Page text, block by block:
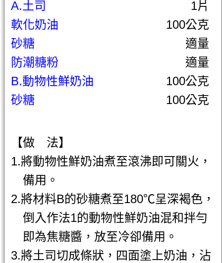
A.土司
1片
軟化奶油
100公克
砂糖
適量
防潮糖粉
適量
B.動物性鮮奶油
100公克
砂糖
100公克
【做 法】
1.將動物性鮮奶油煮至滾沸即可關火，
備用。
2.將材料B的砂糖煮至180℃呈深褐色，
倒入作法1的動物性鮮奶油混和拌勻
即為焦糖醬，放至冷卻備用。
3.將土司切成條狀，四面塗上奶油，沾